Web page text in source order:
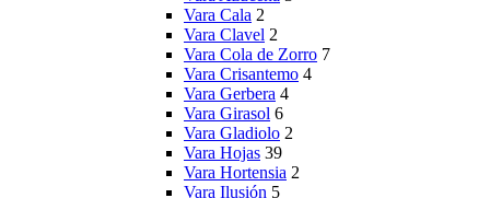
Vara Cala 2
Vara Clavel 2
Vara Cola de Zorro 7
Vara Crisantemo 4
Vara Gerbera 4
Vara Girasol 6
Vara Gladiolo 2
Vara Hojas 39
Vara Hortensia 2
Vara Ilusión 5